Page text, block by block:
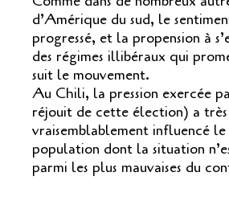
d’Amérique du sud, le
progressé, et la propension à
des régimes illibéraux qui
suit le mouvement.
Au Chili, la pression exercée
réjouit de cette élection) a très
vraisemblablement influencé le
population dont la situation
parmi les plus mauvaises du